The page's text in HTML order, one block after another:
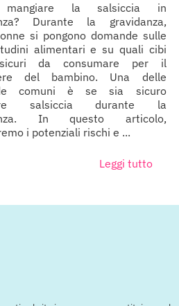
mangiare la salsiccia in
Durante la gravidanza,
si pongono domande sulle
alimentari e su quali cibi
da consumare per il
del bambino. Una delle
comuni è se sia sicuro
salsiccia durante la
In questo articolo,
i potenziali rischi e ...
Leggi tutto